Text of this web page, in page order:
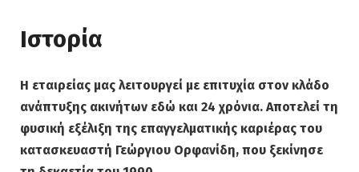
Ιστορία
Η εταιρείας μας λειτουργεί με επιτυχία στον κλάδο
ανάπτυξης ακινήτων εδώ και 24 χρόνια. Αποτελεί τη
φυσική εξέλιξη της επαγγελματικής καριέρας του
κατασκευαστή Γεώργιου Ορφανίδη, που ξεκίνησε